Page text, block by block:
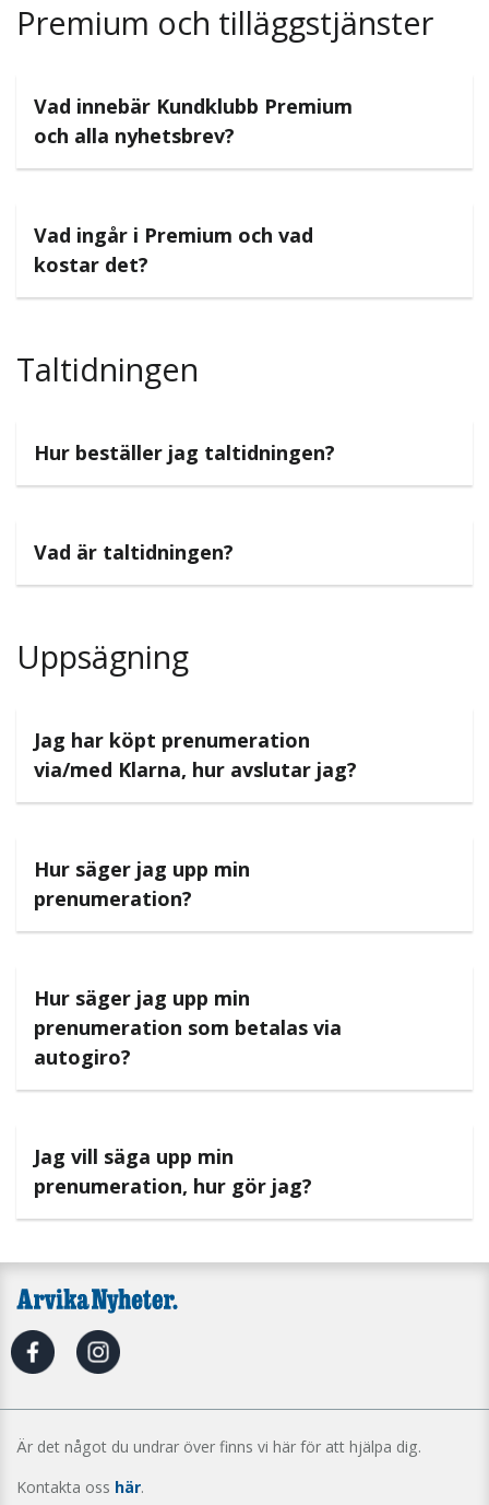
Premium och tilläggstjänster
Vad innebär Kundklubb Premium
och alla nyhetsbrev?
Vad ingår i Premium och vad
kostar det?
Taltidningen
Hur beställer jag taltidningen?
Vad är taltidningen?
Uppsägning
Jag har köpt prenumeration
via/med Klarna, hur avslutar jag?
Hur säger jag upp min
prenumeration?
Hur säger jag upp min
prenumeration som betalas via
autogiro?
Jag vill säga upp min
prenumeration, hur gör jag?
Är det något du undrar över finns vi här för att hjälpa dig.
Kontakta oss här.